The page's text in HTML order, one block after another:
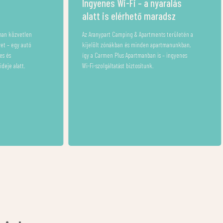
területén a
ingyenes
Bababarát apartman a Balaton
parton
Babával érkeztek? Igénybe vehetitek ingyenes
babacsomagunkat, amely tartalmaz babaágyat,
etetőszéket és babakádat.